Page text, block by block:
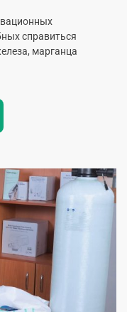
справиться
марганца